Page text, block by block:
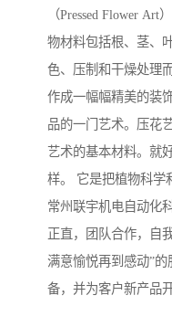
（Pressed Flower
物材料包括根、茎、
色、压制和干燥处理
作成一幅幅精美的装
品的一门艺术。压花
艺术的基本材料。就
样。 它是把植物科学
常州联宇机电自动化
正直，团队合作，自
满意愉悦再到感动”
备，并为客户新产品